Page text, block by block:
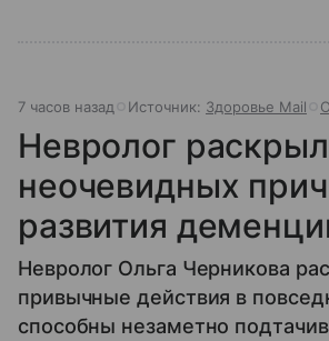
7 часов назад Источник: Здоровье Mail
Невролог
неочевидных
развития
Невролог Ольга Черникова
привычные действия в
способны незаметно